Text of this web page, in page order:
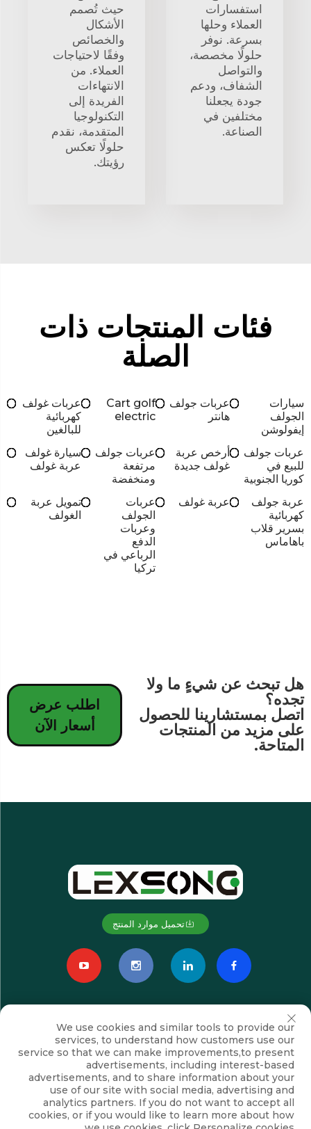
استفسارات
العملاء وحلها
بسرعة. نوفر
حلولًا مخصصة،
والتواصل
الشفاف، ودعم
جودة يجعلنا
مختلفين في
الصناعة.
حيث تُصمم
الأشكال
والخصائص
وفقًا لاحتياجات
العملاء. من
الانتهاءات
الفريدة إلى
التكنولوجيا
المتقدمة، نقدم
حلولًا تعكس
رؤيتك.
فئات المنتجات ذات
الصلة
سيارات
الجولف
إيفولوشن
عربات جولف
هانتر
Cart golf
electric
عربات غولف
كهربائية
للبالغين
عربات جولف
للبيع في
كوريا الجنوبية
أرخص عربة
غولف جديدة
عربات جولف
مرتفعة
ومنخفضة
سيارة غولف
عربة غولف
عربة جولف
كهربائية
بسرير قلاب
باهاماس
عربة غولف
عربات
الجولف
وعربات
الدفع
الرباعي في
تركيا
تمويل عربة
الغولف
هل تبحث عن شيءٍ ما ولا
تجده؟
اتصل بمستشارينا للحصول
على مزيد من المنتجات
المتاحة.
اطلب عرض
أسعار الآن
تحميل موارد المنتج
اشترك
We use cookies and similar tools to provide our
services, to understand how customers use our
service so that we can make improvements,to present
advertisements, including interest-based
advertisements, and to share information about your
use of our site with social media, advertising and
analytics partners. If you do not want to accept all
cookies, or if you would like to learn more about how